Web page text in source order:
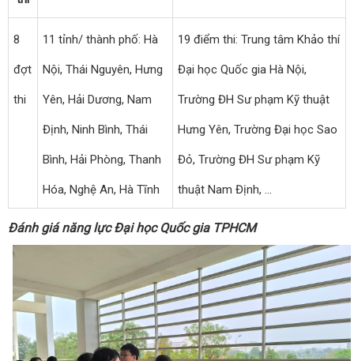
8
đợt
thi
11 tỉnh/ thành phố: Hà
Nội, Thái Nguyên, Hưng
Yên, Hải Dương, Nam
Định, Ninh Bình, Thái
Bình, Hải Phòng, Thanh
Hóa, Nghệ An, Hà Tĩnh
19 điểm thi: Trung tâm Khảo thí
Đại học Quốc gia Hà Nội,
Trường ĐH Sư phạm Kỹ thuật
Hưng Yên, Trường Đại học Sao
Đỏ, Trường ĐH Sư phạm Kỹ
thuật Nam Định, …
Đánh giá năng lực Đại học Quốc gia TPHCM